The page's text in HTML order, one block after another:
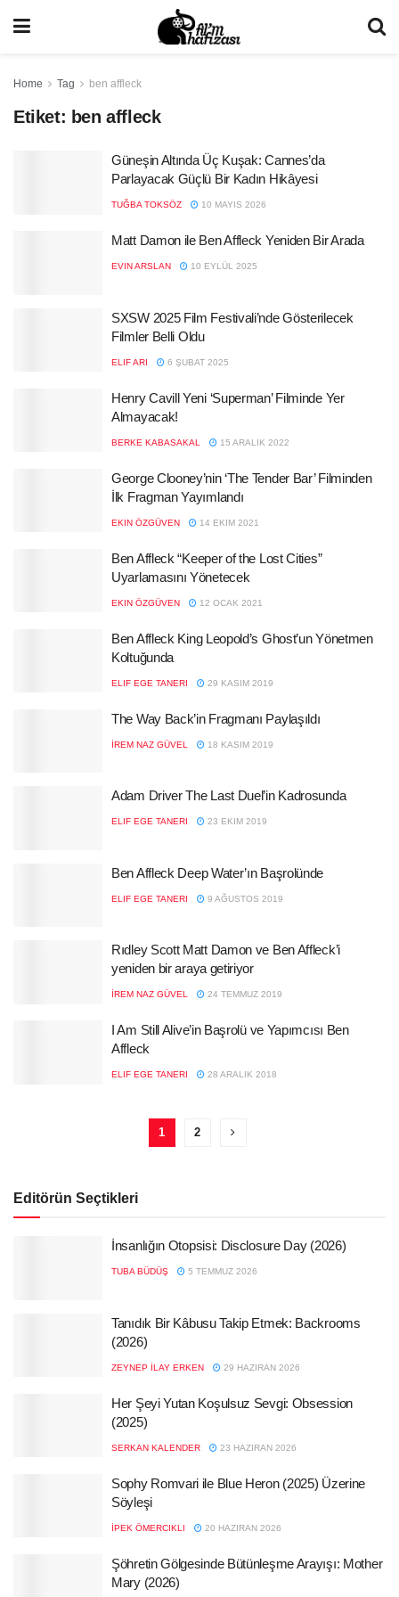
Home Tag ben affleck
Etiket: ben affleck
Güneşin Altında Üç Kuşak: Cannes’da
Parlayacak Güçlü Bir Kadın Hikâyesi
TUĞBA TOKSÖZ 10 MAYIS 2026
Matt Damon ile Ben Affleck Yeniden Bir Arada
EVIN ARSLAN 10 EYLÜL 2025
SXSW 2025 Film Festivali’nde Gösterilecek
Filmler Belli Oldu
ELIF ARI 6 ŞUBAT 2025
Henry Cavill Yeni ‘Superman’ Filminde Yer
Almayacak!
BERKE KABASAKAL 15 ARALIK 2022
George Clooney’nin ‘The Tender Bar’ Filminden
İlk Fragman Yayımlandı
EKIN ÖZGÜVEN 14 EKIM 2021
Ben Affleck “Keeper of the Lost Cities”
Uyarlamasını Yönetecek
EKIN ÖZGÜVEN 12 OCAK 2021
Ben Affleck King Leopold’s Ghost’un Yönetmen
Koltuğunda
ELIF EGE TANERI 29 KASIM 2019
The Way Back’in Fragmanı Paylaşıldı
İREM NAZ GÜVEL 18 KASIM 2019
Adam Driver The Last Duel’in Kadrosunda
ELIF EGE TANERI 23 EKIM 2019
Ben Affleck Deep Water’ın Başrolünde
ELIF EGE TANERI 9 AĞUSTOS 2019
Rıdley Scott Matt Damon ve Ben Affleck’i
yeniden bir araya getiriyor
İREM NAZ GÜVEL 24 TEMMUZ 2019
I Am Still Alive’in Başrolü ve Yapımcısı Ben
Affleck
ELIF EGE TANERI 28 ARALIK 2018
1 2
Editörün Seçtikleri
İnsanlığın Otopsisi: Disclosure Day (2026)
TUBA BÜDÜŞ 5 TEMMUZ 2026
Tanıdık Bir Kâbusu Takip Etmek: Backrooms
(2026)
ZEYNEP İLAY ERKEN 29 HAZIRAN 2026
Her Şeyi Yutan Koşulsuz Sevgi: Obsession
(2025)
SERKAN KALENDER 23 HAZIRAN 2026
Sophy Romvari ile Blue Heron (2025) Üzerine
Söyleşi
İPEK ÖMERCIKLI 20 HAZIRAN 2026
Şöhretin Gölgesinde Bütünleşme Arayışı: Mother
Mary (2026)